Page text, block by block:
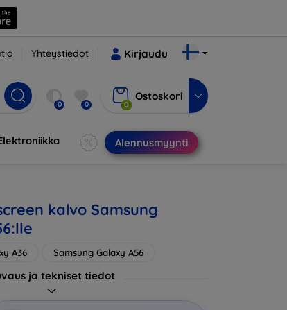
Yhteystiedot Kirjaudu
0 0 0
Ostoskori
Alennusmyynti
kalvo Samsung
A36 Samsung Galaxy A56
ja tekniset tiedot